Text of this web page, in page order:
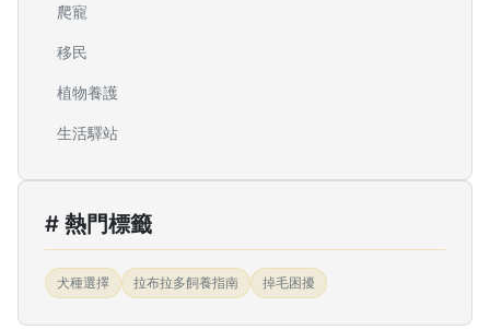
爬寵
移民
植物養護
生活驛站
# 熱門標籤
犬種選擇 拉布拉多飼養指南 掉毛困擾